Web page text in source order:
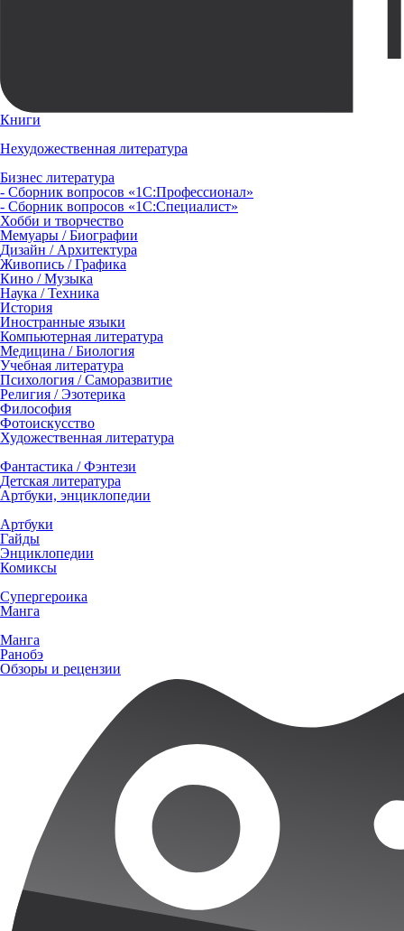
Книги
Нехудожественная литература
Бизнес литература
- Сборник вопросов «1С:Профессионал»
- Сборник вопросов «1С:Специалист»
Хобби и творчество
Мемуары / Биографии
Дизайн / Архитектура
Живопись / Графика
Кино / Музыка
Наука / Техника
История
Иностранные языки
Компьютерная литература
Медицина / Биология
Учебная литература
Психология / Саморазвитие
Религия / Эзотерика
Философия
Фотоискусство
Художественная литература
Фантастика / Фэнтези
Детская литература
Артбуки, энциклопедии
Артбуки
Гайды
Энциклопедии
Комиксы
Супергероика
Манга
Манга
Ранобэ
Обзоры и рецензии